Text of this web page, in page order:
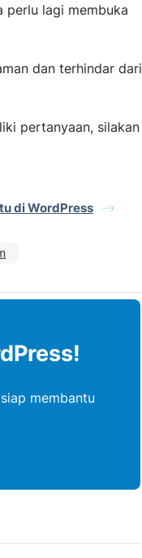
perlu lagi membuka
dan terhindar dari
pertanyaan, silakan
di WordPress
membantu